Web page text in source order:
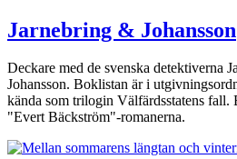
Jarnebring & Johansson
Deckare med de svenska detektiverna
Johansson. Boklistan är i
kända som trilogin Välfärdsstatens fall.
"Evert Bäckström"-romanerna.